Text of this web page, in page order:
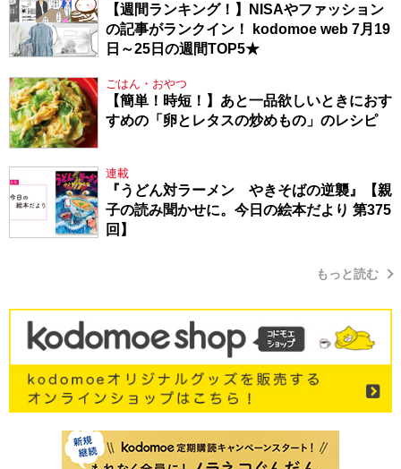
【週間ランキング！】NISAやファッション
の記事がランクイン！ kodomoe web 7月19
日～25日の週間TOP5★
ごはん・おやつ
【簡単！時短！】あと一品欲しいときにおす
すめの「卵とレタスの炒めもの」のレシピ
連載
『うどん対ラーメン やきそばの逆襲』【親
子の読み聞かせに。今日の絵本だより 第375
回】
もっと読む